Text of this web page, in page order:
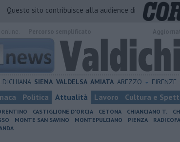
Questo sito contribuisce alla audience di
SIENA VALDELSA AMIATA AREZZO FIRENZE
Politica Attualità Lavoro Cultura e
CASTIGLIONE D'ORCIA CETONA CHIANCIANO T.
MONTE SAN SAVINO MONTEPULCIANO PIENZA